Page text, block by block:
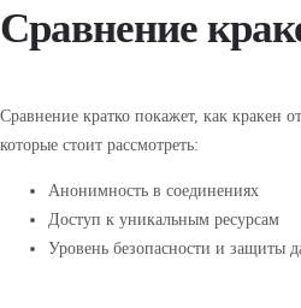
Сравнение
Сравнение кратко покажет, как кракен
которые стоит рассмотреть:
Анонимность в соединениях
Доступ к уникальным ресурсам
Уровень безопасности и защиты